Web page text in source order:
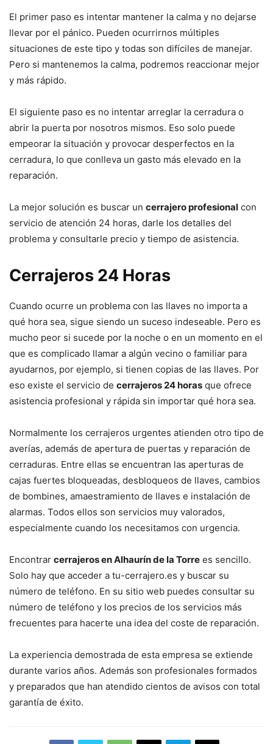
El primer paso es intentar mantener la calma y no dejarse
llevar por el pánico. Pueden ocurrirnos múltiples
situaciones de este tipo y todas son difíciles de manejar.
Pero si mantenemos la calma, podremos reaccionar mejor
y más rápido.
El siguiente paso es no intentar arreglar la cerradura o
abrir la puerta por nosotros mismos. Eso solo puede
empeorar la situación y provocar desperfectos en la
cerradura, lo que conlleva un gasto más elevado en la
reparación.
La mejor solución es buscar un cerrajero profesional con
servicio de atención 24 horas, darle los detalles del
problema y consultarle precio y tiempo de asistencia.
Cerrajeros 24 Horas
Cuando ocurre un problema con las llaves no importa a
qué hora sea, sigue siendo un suceso indeseable. Pero es
mucho peor si sucede por la noche o en un momento en el
que es complicado llamar a algún vecino o familiar para
ayudarnos, por ejemplo, si tienen copias de las llaves. Por
eso existe el servicio de cerrajeros 24 horas que ofrece
asistencia profesional y rápida sin importar qué hora sea.
Normalmente los cerrajeros urgentes atienden otro tipo de
averías, además de apertura de puertas y reparación de
cerraduras. Entre ellas se encuentran las aperturas de
cajas fuertes bloqueadas, desbloqueos de llaves, cambios
de bombines, amaestramiento de llaves e instalación de
alarmas. Todos ellos son servicios muy valorados,
especialmente cuando los necesitamos con urgencia.
Encontrar cerrajeros en Alhaurín de la Torre es sencillo.
Solo hay que acceder a tu-cerrajero.es y buscar su
número de teléfono. En su sitio web puedes consultar su
número de teléfono y los precios de los servicios más
frecuentes para hacerte una idea del coste de reparación.
La experiencia demostrada de esta empresa se extiende
durante varios años. Además son profesionales formados
y preparados que han atendido cientos de avisos con total
garantía de éxito.